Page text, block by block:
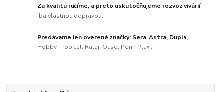
Za kvalitu ručíme, a preto uskutočňujeme rozvoz vivárií
iba vlastnou dopravou.
Predávame len overené značky: Sera, Astra, Dupla,
Hobby, Tropical, Rataj, Oase, Penn Plax...